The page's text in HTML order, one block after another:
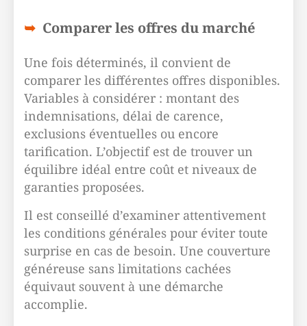
Comparer les offres du marché
Une fois déterminés, il convient de
comparer les différentes offres disponibles.
Variables à considérer : montant des
indemnisations, délai de carence,
exclusions éventuelles ou encore
tarification. L’objectif est de trouver un
équilibre idéal entre coût et niveaux de
garanties proposées.
Il est conseillé d’examiner attentivement
les conditions générales pour éviter toute
surprise en cas de besoin. Une couverture
généreuse sans limitations cachées
équivaut souvent à une démarche
accomplie.